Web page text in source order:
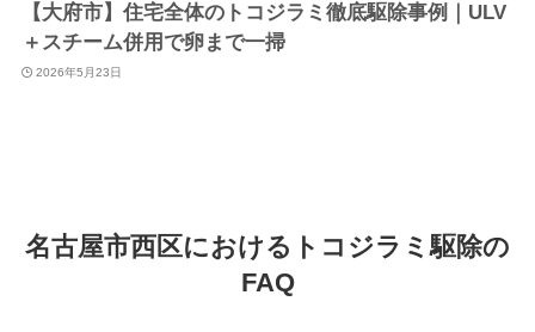
【大府市】住宅全体のトコジラミ徹底駆除事例｜ULV
＋スチーム併用で卵まで一掃
2026年5月23日
名古屋市西区におけるトコジラミ駆除の
FAQ